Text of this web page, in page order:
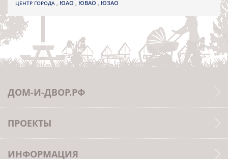
ЦЕНТР ГОРОДА , ЮАО , ЮВАО , ЮЗАО
ДОМ-И-ДВОР.РФ
ПРОЕКТЫ
ИНФОРМАЦИЯ